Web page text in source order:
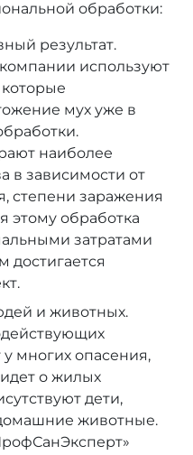
обработки:
результат.
используют
мух уже в
наиболее
в зависимости от
степени заражения
этому обработка
затратами
достигается
и животных.
многих опасения,
о жилых
дети,
животные.